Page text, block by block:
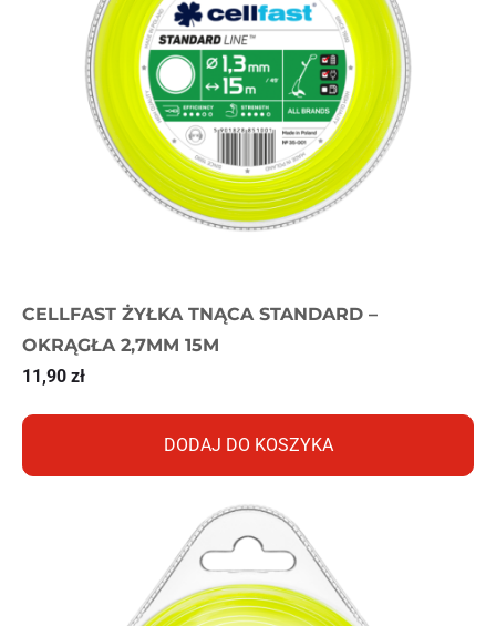
CELLFAST ŻYŁKA TNĄCA STANDARD –
OKRĄGŁA 2,7MM 15M
11,90 zł
DODAJ DO KOSZYKA